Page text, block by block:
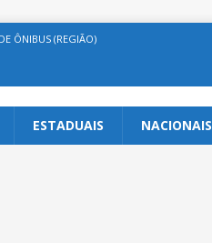
ÔNIBUS (REGIÃO)
ESTADUAIS NACIONAIS